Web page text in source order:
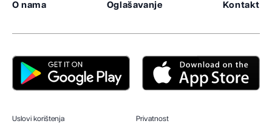
O nama Oglašavanje Kontakt
Uslovi korištenja Privatnost